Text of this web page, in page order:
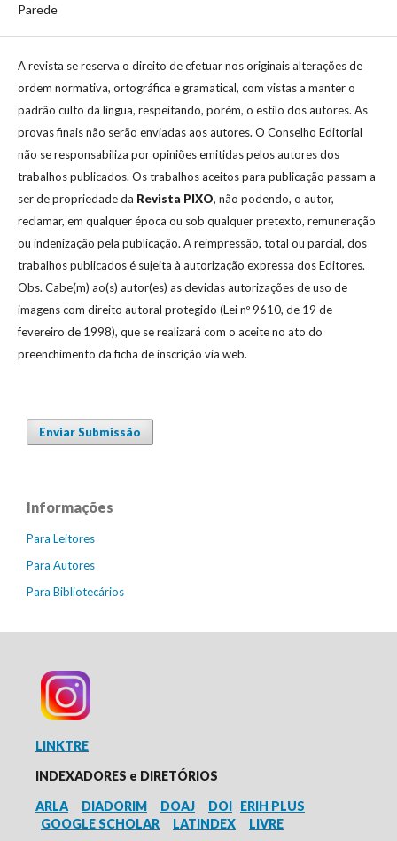
Parede
A revista se reserva o direito de efetuar nos originais alterações de
ordem normativa, ortográfica e gramatical, com vistas a manter o
padrão culto da língua, respeitando, porém, o estilo dos autores. As
provas finais não serão enviadas aos autores. O Conselho Editorial
não se responsabiliza por opiniões emitidas pelos autores dos
trabalhos publicados. Os trabalhos aceitos para publicação passam a
ser de propriedade da Revista PIXO, não podendo, o autor,
reclamar, em qualquer época ou sob qualquer pretexto, remuneração
ou indenização pela publicação. A reimpressão, total ou parcial, dos
trabalhos publicados é sujeita à autorização expressa dos Editores.
Obs. Cabe(m) ao(s) autor(es) as devidas autorizações de uso de
imagens com direito autoral protegido (Lei nº 9610, de 19 de
fevereiro de 1998), que se realizará com o aceite no ato do
preenchimento da ficha de inscrição via web.
Enviar Submissão
Informações
Para Leitores
Para Autores
Para Bibliotecários
LINKTRE
INDEXADORES e DIRETÓRIOS
ARLA
DIADORIM DOAJ DOI ERIH PLUS
GOOGLE SCHOLAR
LATINDEX LIVRE